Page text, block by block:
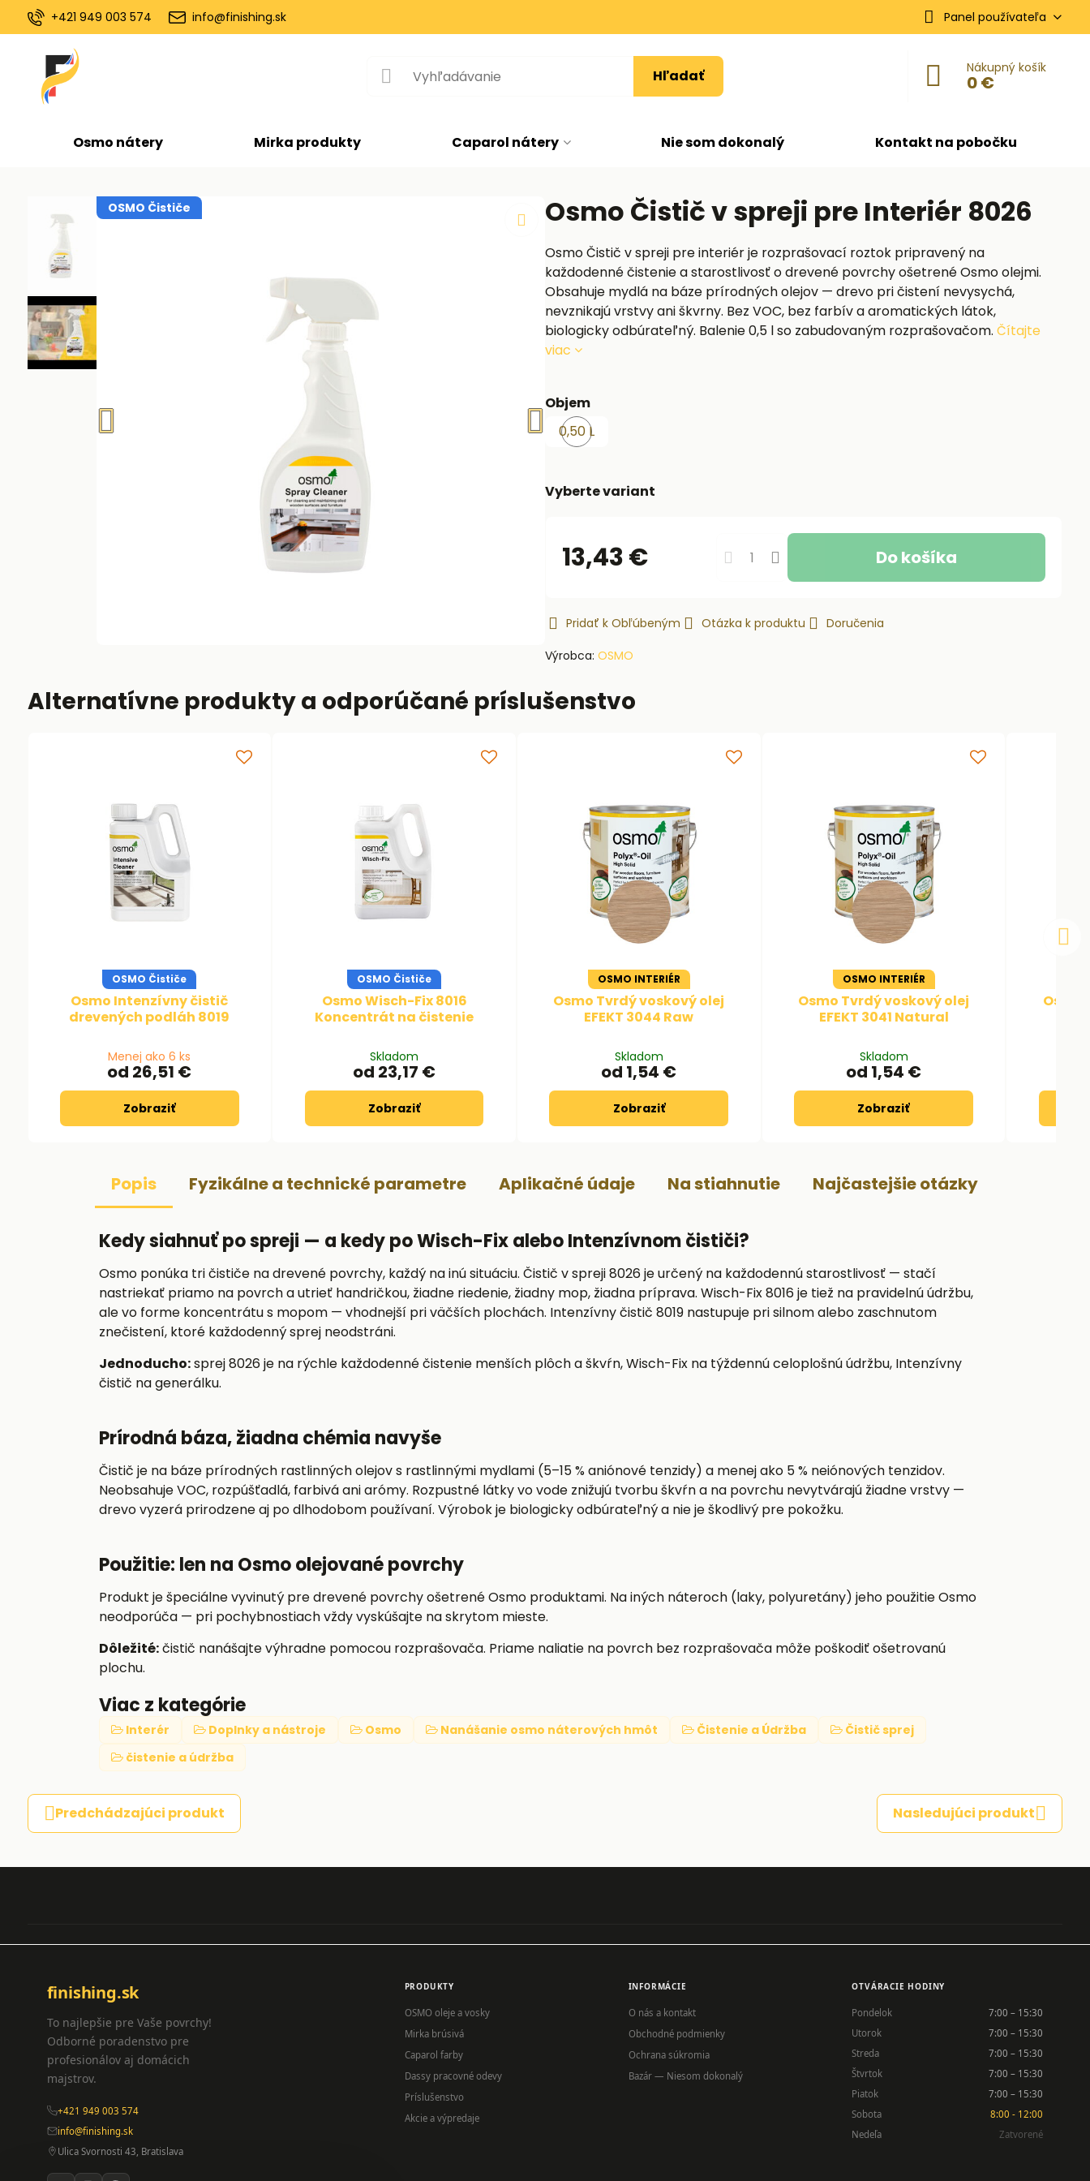
+421 949 003 574 info@finishing.sk Panel používateľa
Hľadať Nákupný košík
0 €
Osmo nátery Mirka produkty Caparol nátery Nie som dokonalý Kontakt na pobočku
OSMO Čističe Osmo Čistič v spreji pre Interiér 8026
Osmo Čistič v spreji pre interiér je rozprašovací roztok pripravený na
každodenné čistenie a starostlivosť o drevené povrchy ošetrené Osmo olejmi.
Obsahuje mydlá na báze prírodných olejov — drevo pri čistení nevysychá,
nevznikajú vrstvy ani škvrny. Bez VOC, bez farbív a aromatických látok,
biologicky odbúrateľný. Balenie 0,5 l so zabudovaným rozprašovačom. Čítajte
viac
Objem
0,50 L
6
Vyberte variant
13,43 € Do košíka
Pridať k Obľúbeným Otázka k produktu
Doručenia
Výrobca: OSMO
Popis Fyzikálne a technické parametre Aplikačné údaje Na stiahnutie Najčastejšie otázky
Kedy siahnuť po spreji — a kedy po Wisch-Fix alebo Intenzívnom čističi?
Osmo ponúka tri čističe na drevené povrchy, každý na inú situáciu. Čistič v spreji 8026 je určený na každodennú starostlivosť — stačí
nastriekať priamo na povrch a utrieť handričkou, žiadne riedenie, žiadny mop, žiadna príprava. Wisch-Fix 8016 je tiež na pravidelnú údržbu,
ale vo forme koncentrátu s mopom — vhodnejší pri väčších plochách. Intenzívny čistič 8019 nastupuje pri silnom alebo zaschnutom
znečistení, ktoré každodenný sprej neodstráni.
Jednoducho:sprej 8026 je na rýchle každodenné čistenie menších plôch a škvŕn, Wisch-Fix na týždennú celoplošnú údržbu, Intenzívny
čistič na generálku.
Prírodná báza, žiadna chémia navyše
Čistič je na báze prírodných rastlinných olejov s rastlinnými mydlami (5–15 % aniónové tenzidy) a menej ako 5 % neiónových tenzidov.
Neobsahuje VOC, rozpúšťadlá, farbivá ani arómy. Rozpustné látky vo vode znižujú tvorbu škvŕn a na povrchu nevytvárajú žiadne vrstvy —
drevo vyzerá prirodzene aj po dlhodobom používaní. Výrobok je biologicky odbúrateľný a nie je škodlivý pre pokožku.
Použitie: len na Osmo olejované povrchy
Produkt je špeciálne vyvinutý pre drevené povrchy ošetrené Osmo produktami. Na iných náteroch (laky, polyuretány) jeho použitie Osmo
neodporúča — pri pochybnostiach vždy vyskúšajte na skrytom mieste.
Dôležité:čistič nanášajte výhradne pomocou rozprašovača. Priame naliatie na povrch bez rozprašovača môže poškodiť ošetrovanú
plochu.
Viac z kategórie
Interér Doplnky a nástroje Osmo Nanášanie osmo náterových hmôt Čistenie a Údržba
Čistič sprej
čistenie a údržba
Predchádzajúci produkt Nasledujúci produkt
Alternatívne produkty a odporúčané príslušenstvo
OSMO Čističe
Osmo Intenzívny čistič
drevených podláh 8019
Menej ako 6 ks
od 26,51 €
Zobraziť
OSMO Čističe
Osmo Wisch-Fix 8016
Koncentrát na čistenie
Skladom
od 23,17 €
Zobraziť
OSMO INTERIÉR
Osmo Tvrdý voskový olej
EFEKT 3044 Raw
Skladom
od 1,54 €
Zobraziť
OSMO INTERIÉR
Osmo Tvrdý voskový olej
EFEKT 3041 Natural
Skladom
od 1,54 €
Zobraziť
Osmo
finishing.sk
To najlepšie pre Vaše povrchy!
Odborné poradenstvo pre
profesionálov aj domácich
majstrov.
+421 949 003 574
info@finishing.sk
Ulica Svornosti 43, Bratislava
PRODUKTY
OSMO oleje a vosky
Mirka brúsivá
Caparol farby
Dassy pracovné odevy
Príslušenstvo
Akcie a výpredaje
INFORMÁCIE
O nás a kontakt
Obchodné podmienky
Ochrana súkromia
Bazár — Niesom dokonalý
OTVÁRACIE HODINY
Pondelok
7:00 – 15:30
Utorok
7:00 – 15:30
Streda
7:00 – 15:30
Štvrtok
7:00 – 15:30
Piatok
7:00 – 15:30
Sobota
8:00 - 12:00
Nedeľa
Zatvorené